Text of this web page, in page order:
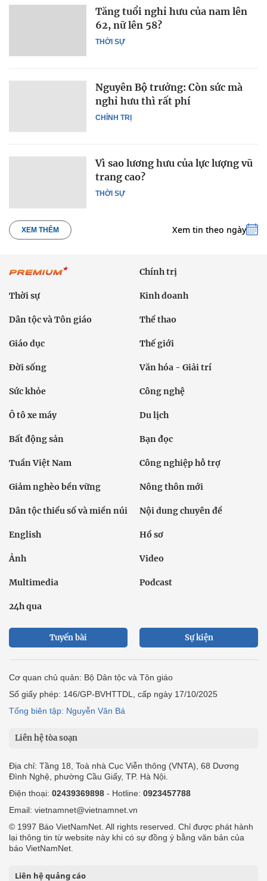
THỜI SỰ
Tăng tuổi nghỉ hưu của nam lên
62, nữ lên 58?
CHÍNH TRỊ
Nguyên Bộ trưởng: Còn sức mà
nghỉ hưu thì rất phí
THỜI SỰ
Vì sao lương hưu của lực lượng vũ
trang cao?
XEM THÊM Xem tin theo ngày
Chính trị
Thời sự Kinh doanh
Dân tộc và Tôn giáo Thể thao
Giáo dục Thế giới
Đời sống Văn hóa - Giải trí
Sức khỏe Công nghệ
Ô tô xe máy Du lịch
Bất động sản Bạn đọc
Tuần Việt Nam Công nghiệp hỗ trợ
Giảm nghèo bền vững Nông thôn mới
Dân tộc thiểu số và miền núi Nội dung chuyên đề
English Hồ sơ
Ảnh Video
Multimedia Podcast
24h qua
Tuyến bài Sự kiện
Cơ quan chủ quản: Bộ Dân tộc và Tôn giáo
Số giấy phép: 146/GP-BVHTTDL, cấp ngày 17/10/2025
Tổng biên tập: Nguyễn Văn Bá
Liên hệ tòa soạn
Địa chỉ: Tầng 18, Toà nhà Cục Viễn thông (VNTA), 68 Dương
Đình Nghệ, phường Cầu Giấy, TP. Hà Nội.
Điện thoại: 02439369898 - Hotline: 0923457788
Email: vietnamnet@vietnamnet.vn
© 1997 Báo VietNamNet. All rights reserved. Chỉ được phát hành
lại thông tin từ website này khi có sự đồng ý bằng văn bản của
báo VietNamNet.
Liên hệ quảng cáo